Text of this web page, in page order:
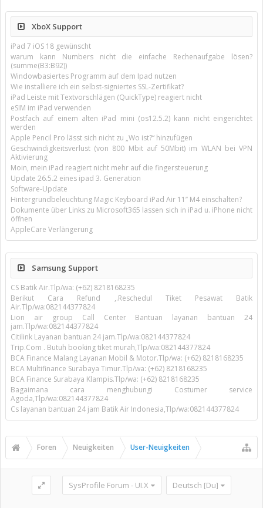
XboX Support
iPad 7 iOS 18 gewünscht
warum kann Numbers nicht die einfache Rechenaufgabe lösen?
(summe(B3:B92))
Windowbasiertes Programm auf dem Ipad nutzen
Wie installiere ich ein selbst-signiertes SSL-Zertifikat?
iPad Leiste mit Textvorschlägen (QuickType) reagiert nicht
eSIM im iPad verwenden
Postfach auf einem alten iPad mini (os12.5.2) kann nicht eingerichtet
werden
Apple Pencil Pro lässt sich nicht zu „Wo ist?“ hinzufügen
Geschwindigkeitsverlust (von 800 Mbit auf 50Mbit) im WLAN bei VPN
Aktivierung
Moin, mein iPad reagiert nicht mehr auf die fingersteuerung
Update 26.5.2 eines ipad 3. Generation
Software-Update
Hintergrundbeleuchtung Magic Keyboard iPad Air 11’’ M4 einschalten?
Dokumente über Links zu Microsoft365 lassen sich in iPad u. iPhone nicht
öffnen
AppleCare Verlängerung
Samsung Support
CS Batik Air.Tlp/wa: (+62) 8218168235
Berikut Cara Refund ,.Reschedul Tiket Pesawat Batik
Air.Tlp/wa:082144377824
Lion air group Call Center Bantuan layanan bantuan 24
jam.Tlp/wa:082144377824
Citilink Layanan bantuan 24 jam.Tlp/wa:082144377824
Trip.Com . Butuh booking tiket murah,Tlp/wa:082144377824
BCA Finance Malang Layanan Mobil & Motor.Tlp/wa: (+62) 8218168235
BCA Multifinance Surabaya Timur.Tlp/wa: (+62) 8218168235
BCA Finance Surabaya Klampis.Tlp/wa: (+62) 8218168235
Bagaimana cara menghubungi Costumer service
Agoda,Tlp/wa:082144377824
Cs layanan bantuan 24 jam Batik Air Indonesia,Tlp/wa:082144377824
Foren Neuigkeiten User-Neuigkeiten
SysProfile Forum - UI.X Deutsch [Du]